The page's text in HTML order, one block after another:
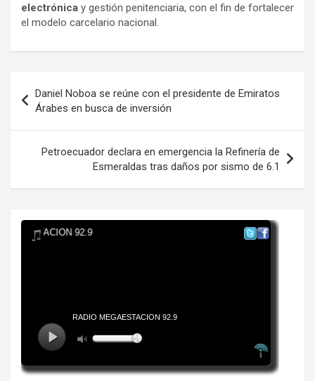
electrónica y gestión penitenciaria, con el fin de fortalecer
el modelo carcelario nacional.
de
entradas
Daniel Noboa se reúne con el presidente de Emiratos
Árabes en busca de inversión
Petroecuador declara en emergencia la Refinería de
Esmeraldas tras daños por sismo de 6.1